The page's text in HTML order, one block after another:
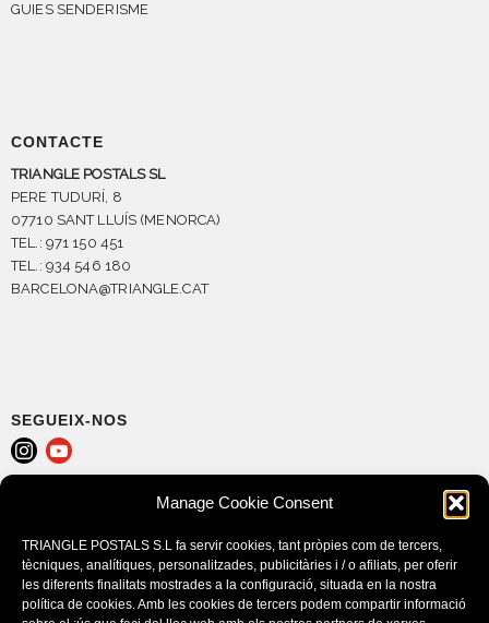
Manage Cookie Consent
TRIANGLE POSTALS S.L fa servir cookies, tant pròpies com de tercers,
tècniques, analítiques, personalitzades, publicitàries i / o afiliats, per oferir
les diferents finalitats mostrades a la configuració, situada en la nostra
política de cookies. Amb les cookies de tercers podem compartir informació
GUIES SENDERISME
CONTACTE
TRIANGLE POSTALS SL
PERE TUDURÍ, 8
07710 SANT LLUÍS (MENORCA)
TEL.: 971 150 451
TEL.: 934 546 180
BARCELONA@TRIANGLE.CAT
SEGUEIX-NOS
POLÍTICA DE COOKIES (EU)
CONDICIONS DE COMPRA